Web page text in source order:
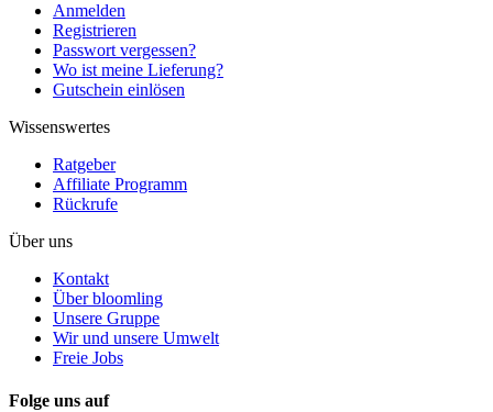
Anmelden
Registrieren
Passwort vergessen?
Wo ist meine Lieferung?
Gutschein einlösen
Wissenswertes
Ratgeber
Affiliate Programm
Rückrufe
Über uns
Kontakt
Über bloomling
Unsere Gruppe
Wir und unsere Umwelt
Freie Jobs
Folge uns auf